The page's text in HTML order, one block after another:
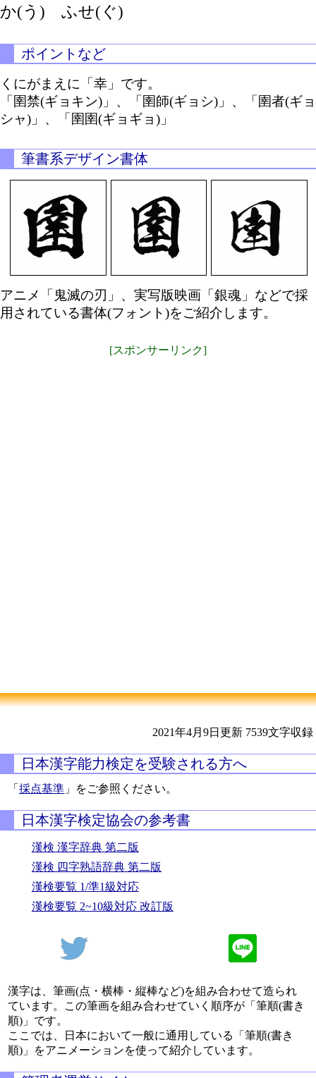
か(う)
ふせ(ぐ)
ポイントなど
くにがまえに「幸」です。
「圉禁(ギョキン)」、「圉師(ギョシ)」、「圉者(ギョ
シャ)」、「圉圉(ギョギョ)」
筆書系デザイン書体
アニメ「鬼滅の刃」、実写版映画「銀魂」などで採
用されている書体(フォント)をご紹介します。
[スポンサーリンク]
2021年4月9日更新 7539文字収録
日本漢字能力検定を受験される方へ
「採点基準 」をご参照ください。
日本漢字検定協会の参考書
漢検 漢字辞典 第二版
漢検 四字熟語辞典 第二版
漢検要覧 1/準1級対応
漢検要覧 2~10級対応 改訂版
漢字は、筆画(点・横棒・縦棒など)を組み合わせて造られ
ています。この筆画を組み合わせていく順序が「筆順(書き
順)」です。
ここでは、日本において一般に通用している「筆順(書き
順)」をアニメーションを使って紹介しています。